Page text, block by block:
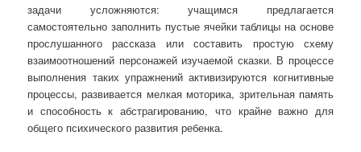
задачи усложняются: учащимся предлагается
самостоятельно заполнить пустые ячейки таблицы на основе
прослушанного рассказа или составить простую схему
взаимоотношений персонажей изучаемой сказки. В процессе
выполнения таких упражнений активизируются когнитивные
процессы, развивается мелкая моторика, зрительная память
и способность к абстрагированию, что крайне важно для
общего психического развития ребенка.